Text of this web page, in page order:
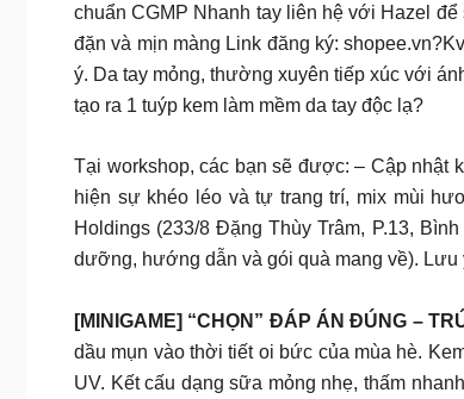
chuẩn CGMP Nhanh tay liên hệ với Hazel
đặn và mịn màng Link đăng ký:
ý. Da tay mỏng, thường xuyên tiếp xúc với
tạo ra 1 tuýp kem làm mềm da tay độc lạ?
Tại workshop, các bạn sẽ được: – Cập nhật
hiện sự khéo léo và tự trang trí, mix mùi
Holdings (233/8 Đặng Thùy Trâm, P.13,
dưỡng, hướng dẫn và gói quà mang về). Lưu
[MINIGAME] “CHỌN” ĐÁP ÁN ĐÚNG –
dầu mụn vào thời tiết oi bức của mùa hè.
UV. Kết cấu dạng sữa mỏng nhẹ, thấm